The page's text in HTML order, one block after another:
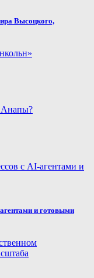
Высоцкого,
и готовыми